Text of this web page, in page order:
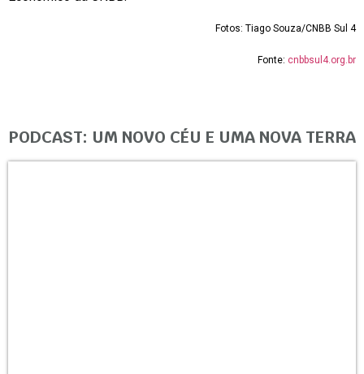
Fotos: Tiago Souza/CNBB Sul 4
Fonte: cnbbsul4.org.br
PODCAST: UM NOVO CÉU E UMA NOVA TERRA